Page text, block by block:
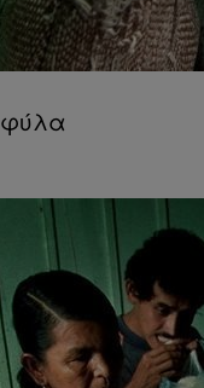
φύλα